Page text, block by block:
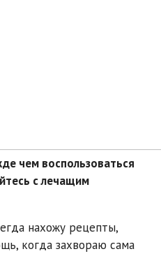
чем воспользоваться
с лечащим
нахожу рецепты,
когда захвораю сама